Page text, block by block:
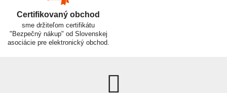
Certifikovaný obchod
sme držiteľom certifikátu
"Bezpečný nákup" od Slovenskej
asociácie pre elektronický obchod.